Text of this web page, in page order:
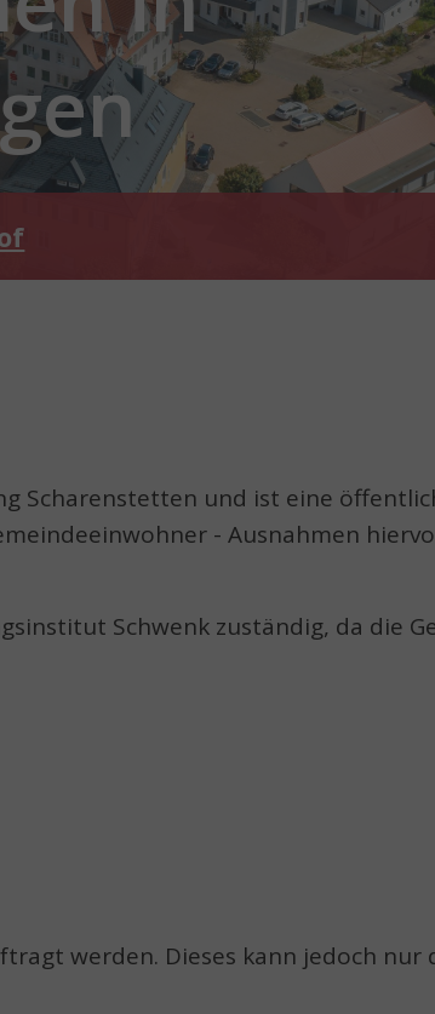
Scharenstetten und ist eine
- Ausnahmen
Schwenk zuständig, da die
werden. Dieses kann jedoch nur